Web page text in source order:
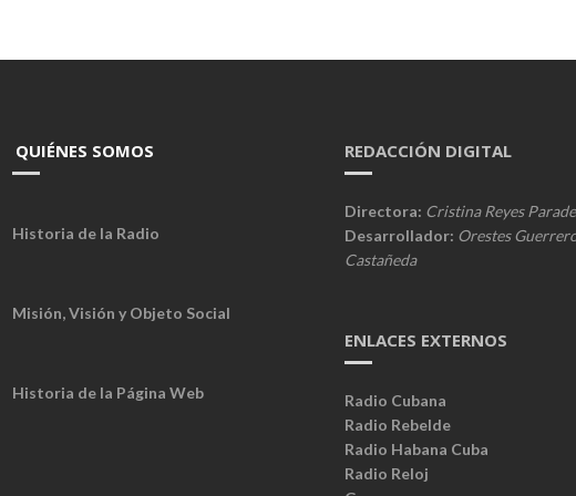
QUIÉNES SOMOS
Historia de la Radio
Misión, Visión y Objeto Social
Historia de la Página Web
REDACCIÓN DIGITAL
Directora: Cristina Reyes
Desarrollador: Orestes
Castañeda
ENLACES EXTERNOS
Radio Cubana
Radio Rebelde
Radio Habana Cuba
Radio Reloj